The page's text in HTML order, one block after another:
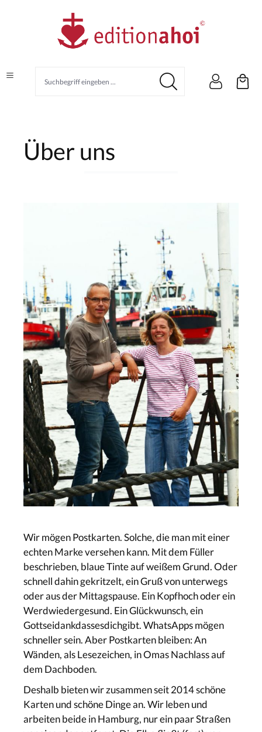
Über uns
Wir mögen Postkarten. Solche, die man mit einer
echten Marke versehen kann. Mit dem Füller
beschrieben, blaue Tinte auf weißem Grund. Oder
schnell dahin gekritzelt, ein Gruß von unterwegs
oder aus der Mittagspause. Ein Kopfhoch oder ein
Werdwiedergesund. Ein Glückwunsch, ein
Gottseidankdassesdichgibt. WhatsApps mögen
schneller sein. Aber Postkarten bleiben: An
Wänden, als Lesezeichen, in Omas Nachlass auf
dem Dachboden.
Deshalb bieten wir zusammen seit 2014 schöne
Karten und schöne Dinge an. Wir leben und
arbeiten beide in Hamburg, nur ein paar Straßen